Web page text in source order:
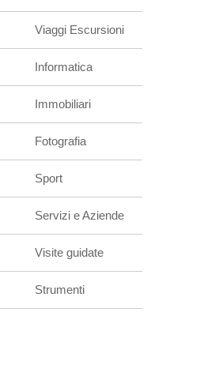
Viaggi Escursioni
Informatica
Immobiliari
Fotografia
Sport
Servizi e Aziende
Visite guidate
Strumenti